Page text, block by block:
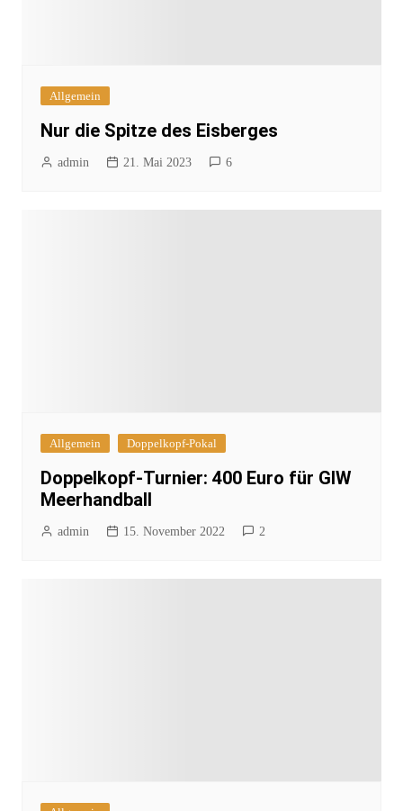
Allgemein
Nur die Spitze des Eisberges
admin 21. Mai 2023 6
Allgemein Doppelkopf-Pokal
Doppelkopf-Turnier: 400 Euro für GIW
Meerhandball
admin 15. November 2022 2